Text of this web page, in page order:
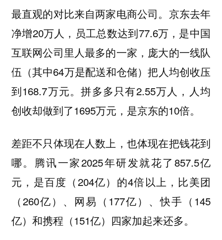
最直观的对比来自两家电商公司。京东去年
净增20万人，员工总数达到77.6万，是中国
互联网公司里人最多的一家，庞大的一线队
伍（其中64万是配送和仓储）把人均创收压
到168.7万元。拼多多只有2.55万人，人均
创收却做到了1695万元，是京东的10倍。
差距不只体现在人数上，也体现在把钱花到
哪。腾讯一家2025年研发就花了857.5亿
元，是百度（204亿）的4倍以上，比美团
（260亿）、网易（177亿）、快手（145
亿）和携程（151亿）四家加起来还多。